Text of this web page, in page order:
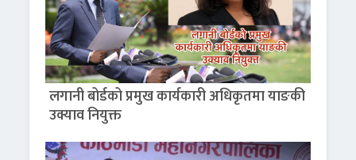
लगानी बोर्डको प्रमुख कार्यकारी अधिकृतमा याङकी
उक्याव नियुक्त